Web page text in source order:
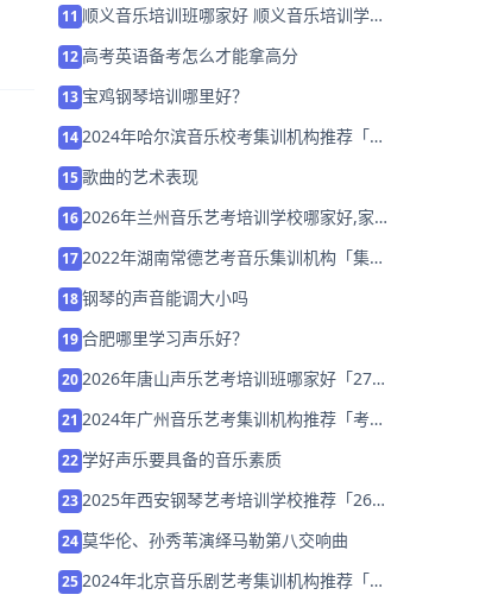
11 顺义音乐培训班哪家好 顺义音乐培训学校
12高考英语备考怎么才能拿高分
13 宝鸡钢琴培训哪里好？
142024年哈尔滨音乐校考集训机构推荐「集
15歌曲的艺术表现
162026年兰州音乐艺考培训学校哪家好,家
172022年湖南常德艺考音乐集训机构「集训
18钢琴的声音能调大小吗
19合肥哪里学习声乐好？
202026年唐山声乐艺考培训班哪家好「27
21 2024年广州音乐艺考集训机构推荐「考前
22学好声乐要具备的音乐素质
232025年西安钢琴艺考培训学校推荐「26
24莫华伦、孙秀苇演绎马勒第八交响曲
252024年北京音乐剧艺考集训机构推荐「考